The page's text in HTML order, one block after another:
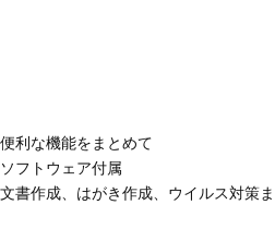
便利な機能をまとめて
ソフトウェア付属
文書作成、はがき作成、ウイルス対策